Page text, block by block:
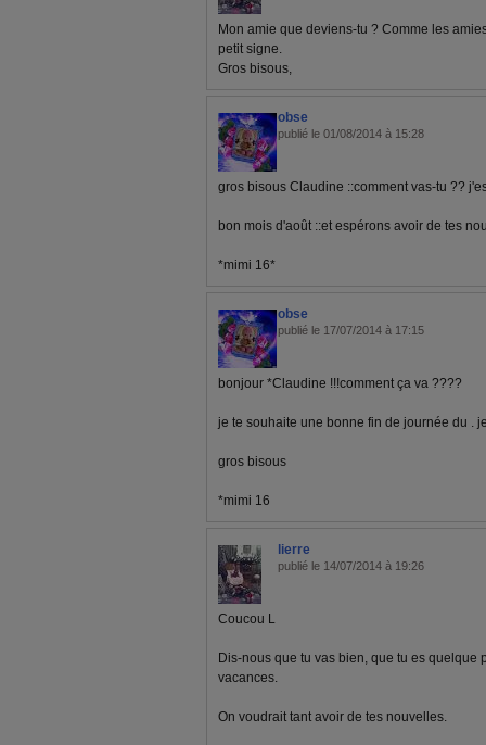
Mon amie que deviens-tu ? Comme les
petit signe.
Gros bisous,
obse
publié le 01/08/2014 à 15:28
gros bisous Claudine ::comment vas-tu ??
bon mois d'août ::et espérons avoir de tes
*mimi 16*
obse
publié le 17/07/2014 à 17:15
bonjour *Claudine !!!comment ça va ????
je te souhaite une bonne fin de journée du .
gros bisous
*mimi 16
lierre
publié le 14/07/2014 à 19:26
Coucou L
Dis-nous que tu vas bien, que tu es quelque
vacances.
On voudrait tant avoir de tes nouvelles.